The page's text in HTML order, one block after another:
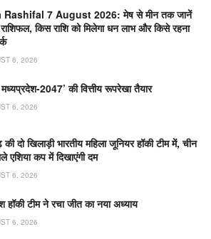
Rashifal 7 August 2026: मेष से मीन तक जानें
किस राशि को मिलेगा धन लाभ और किसे रहना
6, 2026
2047’ की वित्तीय रूपरेखा तैयार
6, 2026
की दो खिलाड़ी भारतीय महिला जूनियर हॉकी टीम में, चीन
एशिया कप में दिखाएंगी दम
6, 2026
हॉकी टीम ने रचा जीत का नया अध्याय
6, 2026